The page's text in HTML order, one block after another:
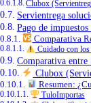
Clubox
Servientrega
Pago de
Comparativa
Cuidado con
Comparativa
Clubox
Resumen:
TuloImportas